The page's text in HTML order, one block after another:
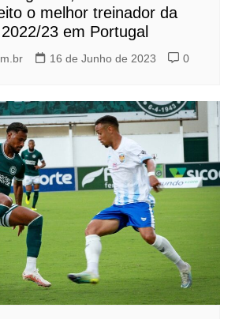
o melhor treinador da
23 em Portugal
16 de Junho de 2023 0